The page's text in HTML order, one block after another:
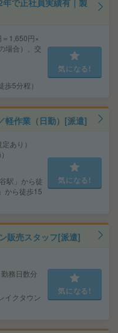
で正社員実績有｜製
1,650円×
場合）、交
5分程）
気になる!
軽作業（日勤）[派遣]
あり）
駅」から徒
から徒歩15
気になる!
販売スタッフ[派遣]
務日数分
イクタウン
気になる!